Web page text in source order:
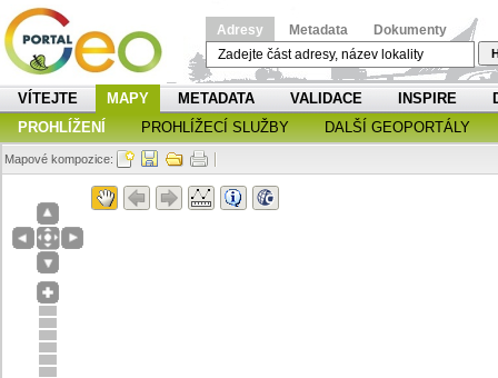
Adresy Metadata Dokumenty
VÍTEJTE MAPY METADATA VALIDACE INSPIRE
PROHLÍŽENÍ
PROHLÍŽECÍ SLUŽBY DALŠÍ GEOPORTÁLY
Mapové kompozice: